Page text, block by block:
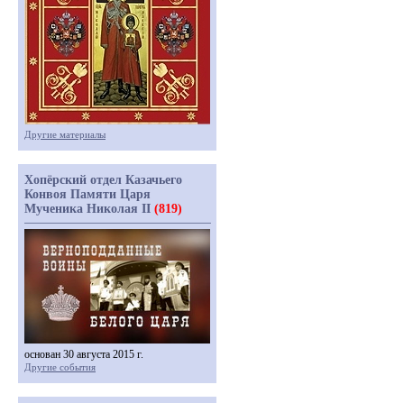
Другие материалы
Хопёрский отдел Казачьего
Конвоя Памяти Царя
Мученика Николая II (819)
основан 30 августа 2015 г.
Другие события